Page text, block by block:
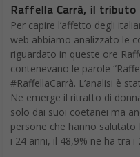
Raffella Carrà, il tributo
Per capire l’affetto degli
web abbiamo analizzato le
riguardato in queste ore
contenevano le parole
#RaffellaCarrà. L’analisi è
Ne emerge il ritratto di
solo dai suoi coetanei ma
persone che hanno salutato
i 24 anni, il 48,9% ne ha tra i